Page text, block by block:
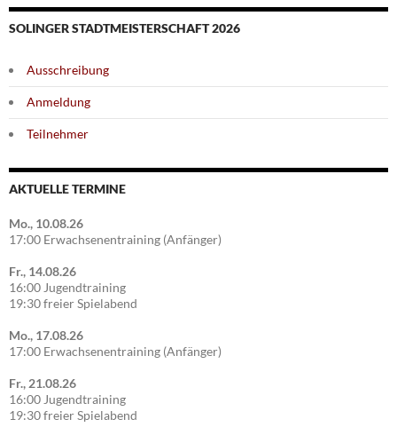
SOLINGER STADTMEISTERSCHAFT 2026
Ausschreibung
Anmeldung
Teilnehmer
AKTUELLE TERMINE
Mo., 10.08.26
17:00 Erwachsenentraining (Anfänger)
Fr., 14.08.26
16:00 Jugendtraining
19:30 freier Spielabend
Mo., 17.08.26
17:00 Erwachsenentraining (Anfänger)
Fr., 21.08.26
16:00 Jugendtraining
19:30 freier Spielabend